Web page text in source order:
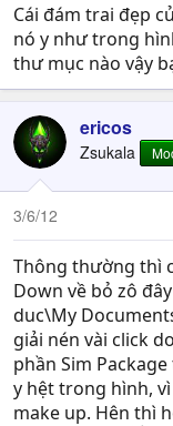
Cái đám trai đẹp
nó y như trong
thư mục nào vậy
ericos
Zsukala
3/6/12
Thông thường thì
Down về bỏ zô
duc\My
giải nén vài click
phần Sim
y hệt trong hình,
make up. Hên thì